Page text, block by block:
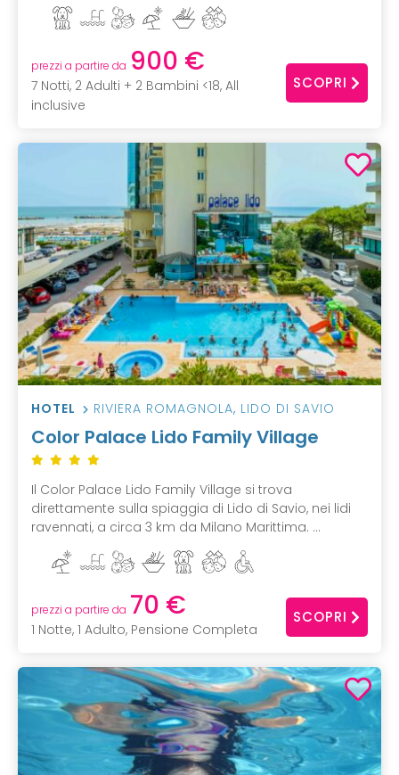
prezzi a partire da 900 €
7 Notti, 2 Adulti + 2 Bambini <18, All
inclusive
SCOPRI
HOTEL RIVIERA ROMAGNOLA, LIDO DI SAVIO
Color Palace Lido Family Village
Il Color Palace Lido Family Village si trova
direttamente sulla spiaggia di Lido di Savio, nei lidi
ravennati, a circa 3 km da Milano Marittima. ...
prezzi a partire da 70 €
1 Notte, 1 Adulto, Pensione Completa
SCOPRI